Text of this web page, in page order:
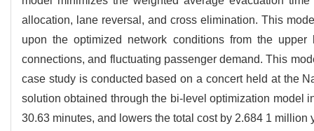
allocation, lane reversal, and cross elimination. This
upon the optimized network conditions from the
connections, and fluctuating passenger demand. This
case study is conducted based on a concert held at the
solution obtained through the bi-level optimization model
30.63 minutes, and lowers the total cost by 2.684 1